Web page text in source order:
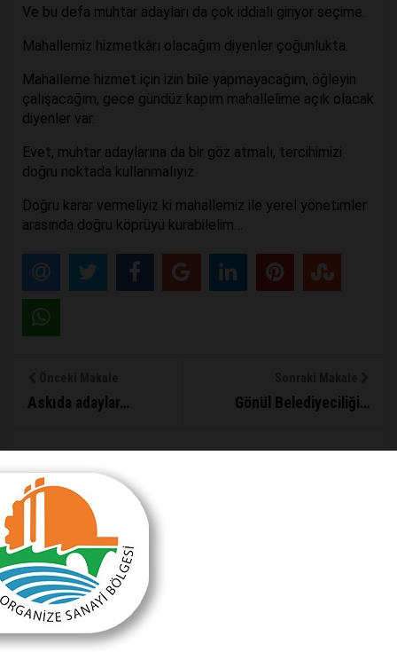
Ve bu defa muhtar adayları da çok iddialı giriyor seçime.
Mahallemiz hizmetkârı olacağım diyenler çoğunlukta.
Mahalleme hizmet için izin bile yapmayacağım, öğleyin
çalışacağım, gece gündüz kapım mahallelime açık olacak
diyenler var.
Evet, muhtar adaylarına da bir göz atmalı, tercihimizi
doğru noktada kullanmalıyız.
Doğru karar vermeliyiz ki mahallemiz ile yerel yönetimler
arasında doğru köprüyü kurabilelim…
Askıda adaylar… Gönül Belediyeciliği…
Sizde Yorum Ekleyin
İsim Soyad
E-mail Adresiniz (zorunlu değil)